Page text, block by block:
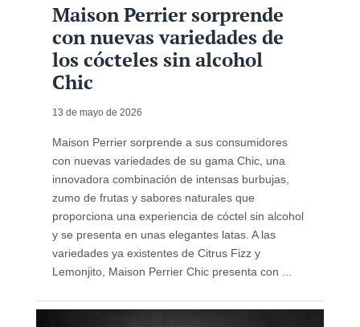
Maison Perrier sorprende
con nuevas variedades de
los cócteles sin alcohol
Chic
13 de mayo de 2026
Maison Perrier sorprende a sus consumidores
con nuevas variedades de su gama Chic, una
innovadora combinación de intensas burbujas,
zumo de frutas y sabores naturales que
proporciona una experiencia de cóctel sin alcohol
y se presenta en unas elegantes latas. A las
variedades ya existentes de Citrus Fizz y
Lemonjito, Maison Perrier Chic presenta con ...